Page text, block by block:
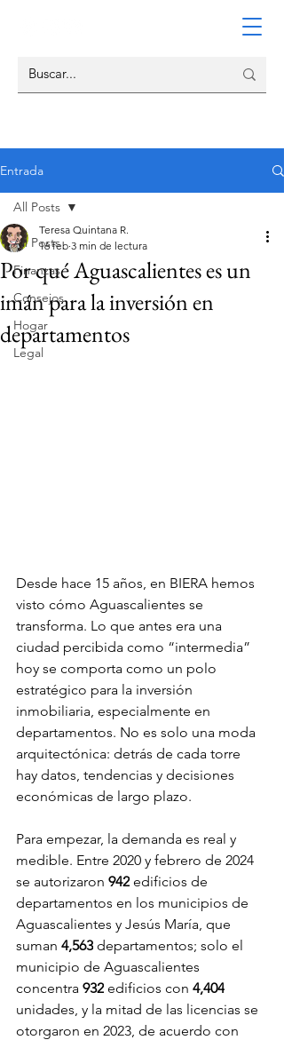
Entrada
All Posts
Finanzas
Consejos
Hogar
Legal
All Posts
Por qué Aguascalientes es un
imán para la inversión en
departamentos
Teresa Quintana R.
16 feb 3 min de lectura
Desde hace 15 años, en BIERA hemos
visto cómo Aguascalientes se
transforma. Lo que antes era una
ciudad percibida como “intermedia”
hoy se comporta como un polo
estratégico para la inversión
inmobiliaria, especialmente en
departamentos. No es solo una moda
arquitectónica: detrás de cada torre
hay datos, tendencias y decisiones
económicas de largo plazo.
Para empezar, la demanda es real y
medible. Entre 2020 y febrero de 2024
se autorizaron 942 edificios de
departamentos en los municipios de
Aguascalientes y Jesús María, que
suman 4,563 departamentos; solo el
municipio de Aguascalientes
concentra 932 edificios con 4,404
unidades, y la mitad de las licencias se
otorgaron en 2023, de acuerdo con